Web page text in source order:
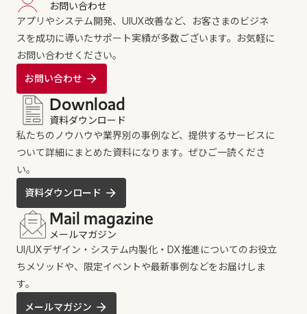
お問い合わせ
アプリやシステム開発、UIUX改善など、お客さまのビジネ
スを成功に導いたサポート実績が多数ございます。お気軽に
お問い合わせください。
お問い合わせ
Download
資料ダウンロード
私たちのノウハウや業界別の事例など、提供するサービスに
ついて詳細にまとめた資料になります。ぜひご一読くださ
い。
資料ダウンロード
Mail magazine
メールマガジン
UI/UXデザイン・システム内製化・DX推進についてのお役立
ちメソッドや、限定イベントや最新事例などをお届けしま
す。
メールマガジン